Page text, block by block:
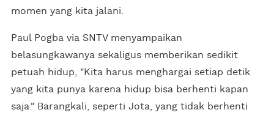
momen yang kita jalani.
Paul Pogba via SNTV menyampaikan
belasungkawanya sekaligus memberikan sedikit
petuah hidup, "Kita harus menghargai setiap detik
yang kita punya karena hidup bisa berhenti kapan
saja." Barangkali, seperti Jota, yang tidak berhenti